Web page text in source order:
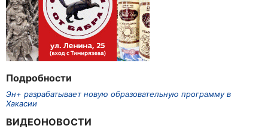
Подробности
Эн+ разрабатывает новую образовательную программу в
Хакасии
ВИДЕОНОВОСТИ